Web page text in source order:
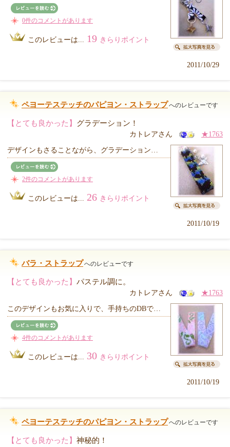
0件のコメントがあります
このレビューは... 19 きらりポイント
2011/10/29
ペヨーテステッチのパピヨン・ストラップへのレビューです
【とても良かった】 グラデーション！
カトレアさん ★1763
デザインもさることながら、グラデーション…
2件のコメントがあります
このレビューは... 26 きらりポイント
2011/10/19
バラ・ストラップへのレビューです
【とても良かった】 パステル調に。
カトレアさん ★1763
このデザインもお気に入りで、手持ちのDBで…
4件のコメントがあります
このレビューは... 30 きらりポイント
2011/10/19
ペヨーテステッチのパピヨン・ストラップへのレビューです
【とても良かった】 神秘的！